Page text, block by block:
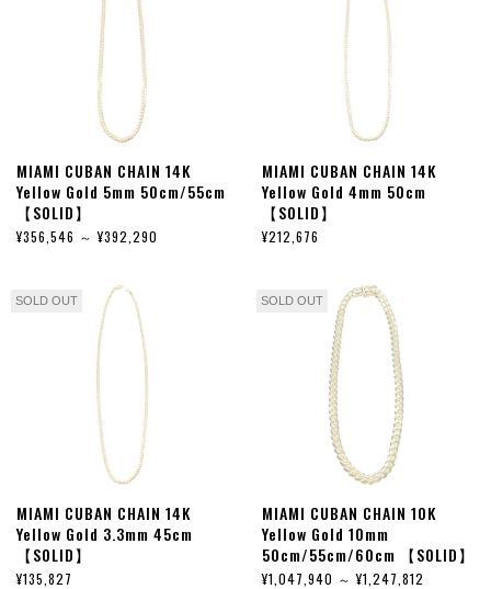
MIAMI CUBAN CHAIN 14K
Yellow Gold 5mm 50cm/55cm
【SOLID】
¥356,546 ～ ¥392,290
MIAMI CUBAN CHAIN 14K
Yellow Gold 4mm 50cm
【SOLID】
¥212,676
SOLD OUT
MIAMI CUBAN CHAIN 14K
Yellow Gold 3.3mm 45cm
【SOLID】
¥135,827
SOLD OUT
MIAMI CUBAN CHAIN 10K
Yellow Gold 10mm
50cm/55cm/60cm 【SOLID】
¥1,047,940 ～ ¥1,247,812